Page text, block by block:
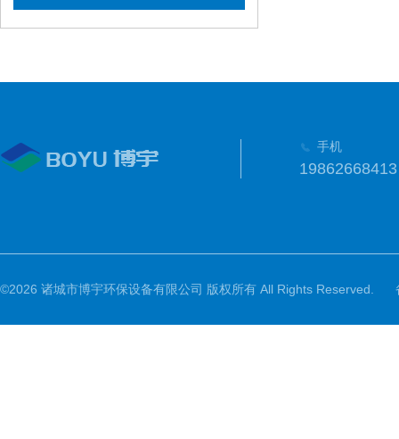
手机
19862668413
©2026 诸城市博宇环保设备有限公司 版权所有 All Rights Reserved.